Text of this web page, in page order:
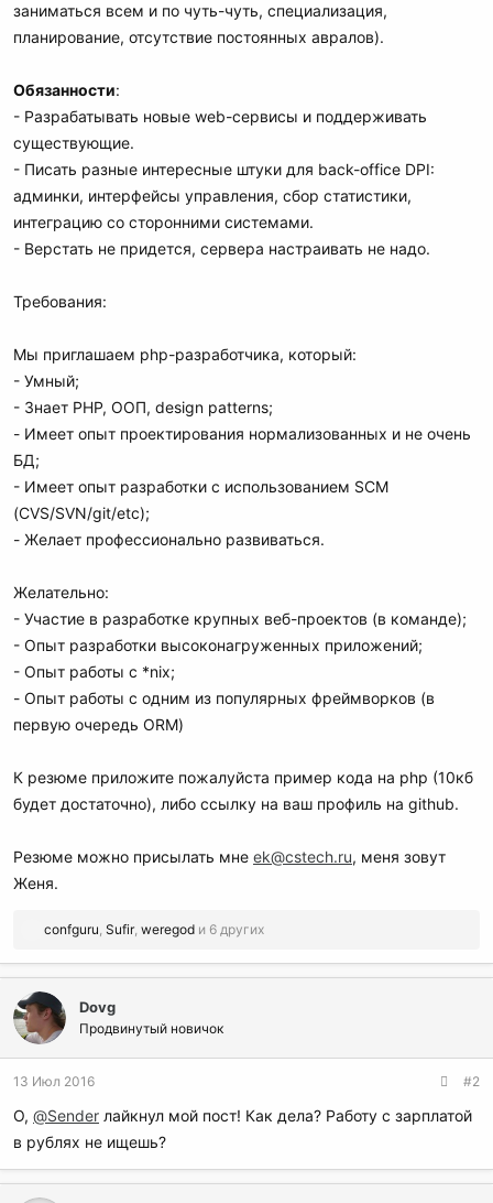
заниматься всем и по чуть-чуть, специализация,
планирование, отсутствие постоянных авралов).
Обязанности:
- Разрабатывать новые web-сервисы и поддерживать
существующие.
- Писать разные интересные штуки для back-office DPI:
админки, интерфейсы управления, сбор статистики,
интеграцию со сторонними системами.
- Верстать не придется, сервера настраивать не надо.
Требования:
Мы приглашаем php-разработчика, который:
- Умный;
- Знает PHP, ООП, design patterns;
- Имеет опыт проектирования нормализованных и не очень
БД;
- Имеет опыт разработки с использованием SCM
(CVS/SVN/git/etc);
- Желает профессионально развиваться.
Желательно:
- Участие в разработке крупных веб-проектов (в команде);
- Опыт разработки высоконагруженных приложений;
- Опыт работы с *nix;
- Опыт работы с одним из популярных фреймворков (в
первую очередь ORM)
К резюме приложите пожалуйста пример кода на php (10кб
будет достаточно), либо ссылку на ваш профиль на github.
Резюме можно присылать мне ek@cstech.ru, меня зовут
Женя.
Р
а
к
ц
и
и
confguru, Sufir, weregod и 6 других
Dovg
Продвинутый новичок
13 Июл 2016 #2
О, @Sender лайкнул мой пост! Как дела? Работу с зарплатой
в рублях не ищешь?